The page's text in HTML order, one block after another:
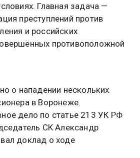
Главная задача —
преступлений против
и российских
противоположной
о нападении нескольких
в Воронеже.
дело по статье 213 УК РФ
СК Александр
доклад о ходе